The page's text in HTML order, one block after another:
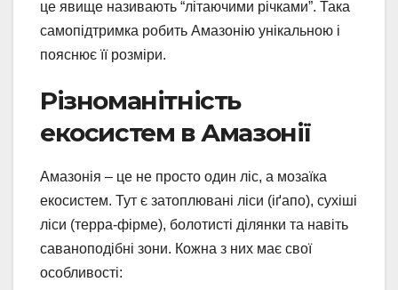
це явище називають “літаючими річками”. Така
самопідтримка робить Амазонію унікальною і
пояснює її розміри.
Різноманітність
екосистем в Амазонії
Амазонія – це не просто один ліс, а мозаїка
екосистем. Тут є затоплювані ліси (іґапо), сухіші
ліси (терра-фірме), болотисті ділянки та навіть
саваноподібні зони. Кожна з них має свої
особливості: